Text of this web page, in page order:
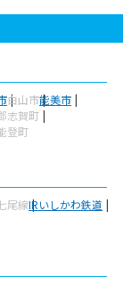
白山市能美市
志賀町
登町
尾線IRいしかわ鉄道